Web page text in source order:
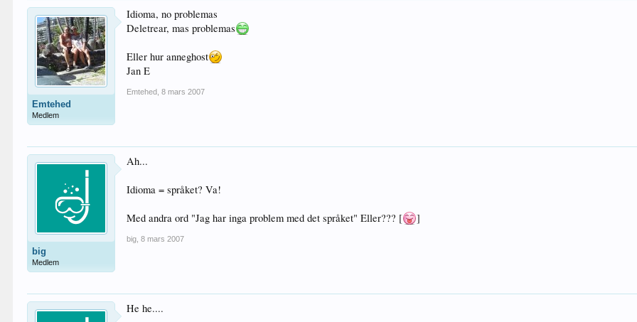
Emtehed
Medlem
Idioma, no problemas
Deletrear, mas problemas
Eller hur anneghost
Jan E
Emtehed 8 mars 2007
big
Medlem
Ah...
Idioma = språket? Va!
Med andra ord "Jag har inga problem med det språket" Eller??? [ ]
big 8 mars 2007
He he....